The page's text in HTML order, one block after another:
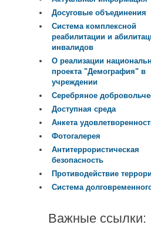
Досуговые объединения
Система комплексной
реабилитации и
инвалидов
О реализации
проекта "Демография" в
учреждении
Серебряное
Доступная среда
Анкета
Фотогалерея
Антитеррористическая
безопасность
Противодействие
Система
Важные ссылки: